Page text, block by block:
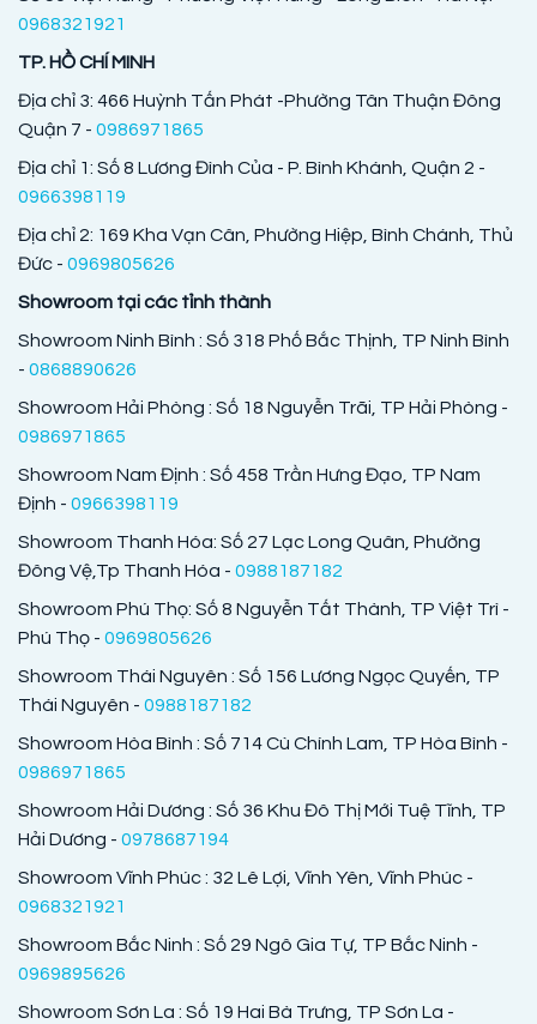
0968321921
TP. HỒ CHÍ MINH
Địa chỉ 3: 466 Huỳnh Tấn Phát -Phường Tân Thuận Đông
Quận 7 - 0986971865
Địa chỉ 1: Số 8 Lương Đình Của - P. Bình Khánh, Quận 2 -
0966398119
Địa chỉ 2: 169 Kha Vạn Cân, Phường Hiệp, Bình Chánh, Thủ
Đức - 0969805626
Showroom tại các tỉnh thành
Showroom Ninh Bình : Số 318 Phố Bắc Thịnh, TP Ninh Bình
- 0868890626
Showroom Hải Phòng : Số 18 Nguyễn Trãi, TP Hải Phòng -
0986971865
Showroom Nam Định : Số 458 Trần Hưng Đạo, TP Nam
Định - 0966398119
Showroom Thanh Hóa: Số 27 Lạc Long Quân, Phường
Đông Vệ,Tp Thanh Hóa - 0988187182
Showroom Phú Thọ: Số 8 Nguyễn Tất Thành, TP Việt Trì -
Phú Thọ - 0969805626
Showroom Thái Nguyên : Số 156 Lương Ngọc Quyến, TP
Thái Nguyên - 0988187182
Showroom Hòa Bình : Số 714 Cù Chính Lam, TP Hòa Bình -
0986971865
Showroom Hải Dương : Số 36 Khu Đô Thị Mới Tuệ Tĩnh, TP
Hải Dương - 0978687194
Showroom Vĩnh Phúc : 32 Lê Lợi, Vĩnh Yên, Vĩnh Phúc -
0968321921
Showroom Bắc Ninh : Số 29 Ngô Gia Tự, TP Bắc Ninh -
0969895626
Showroom Sơn La : Số 19 Hai Bà Trưng, TP Sơn La -